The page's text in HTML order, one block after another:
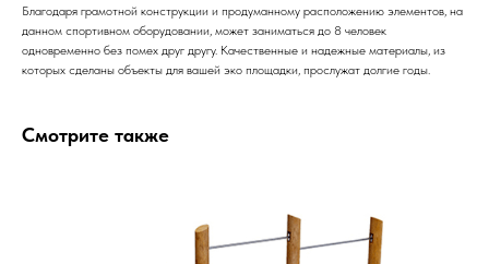
Благодаря грамотной конструкции и продуманному расположению элементов, на
данном спортивном оборудовании, может заниматься до 8 человек
одновременно без помех друг другу. Качественные и надежные материалы, из
которых сделаны объекты для вашей эко площадки, прослужат долгие годы.
Смотрите также